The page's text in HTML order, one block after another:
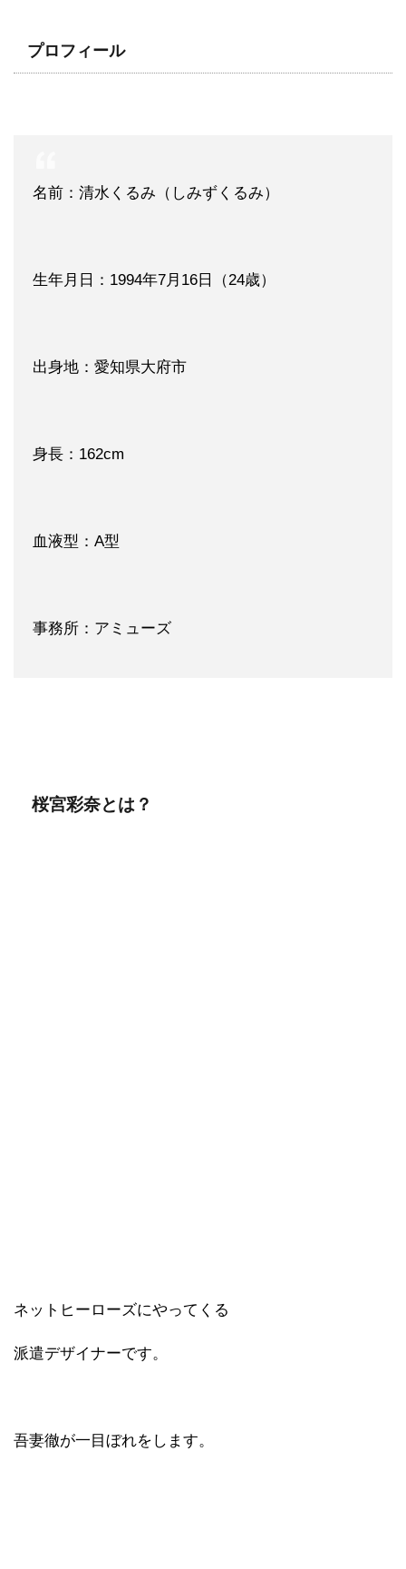
プロフィール
名前：清水くるみ（しみずくるみ）
生年月日：1994年7月16日（24歳）
出身地：愛知県大府市
身長：162cm
血液型：A型
事務所：アミューズ
桜宮彩奈とは？
ネットヒーローズにやってくる
派遣デザイナーです。
吾妻徹が一目ぼれをします。